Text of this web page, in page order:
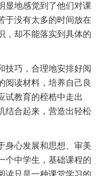
显地感觉到了他们对课
于没有太多的时间放在
，却不能落实到具体的
技巧，合理地安排好阅
阅读材料，培养自己良
试教育的桎梏中走出
结合起来，营造出轻松
身心发展和思想、审美
个中学生，基础课程的